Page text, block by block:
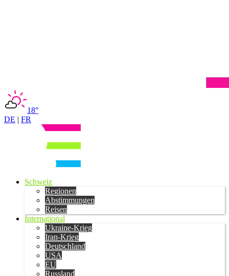
18°
DE | FR
Schweiz
Regionen
Abstimmungen
Reisen
International
Ukraine-Krieg
Iran-Krieg
Deutschland
USA
EU
Russland